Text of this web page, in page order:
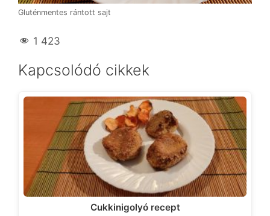
Gluténmentes rántott sajt
1 423
Kapcsolódó cikkek
Cukkinigolyó recept